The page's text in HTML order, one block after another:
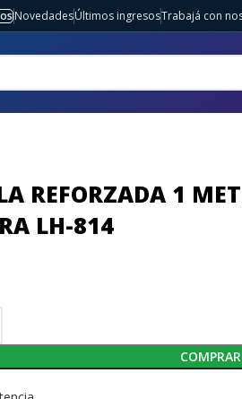
NovedadesÚltimos ingresosTrabajá con
REFORZADA 1
LH-814
COMPRAR